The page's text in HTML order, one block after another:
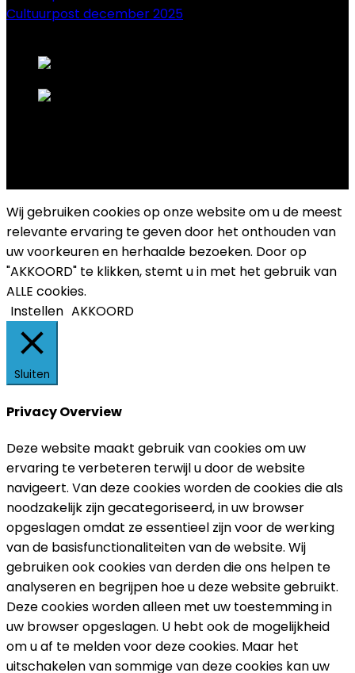
Cultuurpost december 2025
Wij gebruiken cookies op onze website om u de meest
relevante ervaring te geven door het onthouden van
uw voorkeuren en herhaalde bezoeken. Door op
"AKKOORD" te klikken, stemt u in met het gebruik van
ALLE cookies.
Instellen AKKOORD
Sluiten
Privacy Overview
Deze website maakt gebruik van cookies om uw
ervaring te verbeteren terwijl u door de website
navigeert. Van deze cookies worden de cookies die als
noodzakelijk zijn gecategoriseerd, in uw browser
opgeslagen omdat ze essentieel zijn voor de werking
van de basisfunctionaliteiten van de website. Wij
gebruiken ook cookies van derden die ons helpen te
analyseren en begrijpen hoe u deze website gebruikt.
Deze cookies worden alleen met uw toestemming in
uw browser opgeslagen. U hebt ook de mogelijkheid
om u af te melden voor deze cookies. Maar het
uitschakelen van sommige van deze cookies kan uw